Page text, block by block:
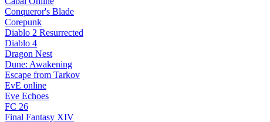
Conqueror's Blade
Corepunk
Diablo 2 Resurrected
Diablo 4
Dragon Nest
Dune: Awakening
Escape from Tarkov
EvE online
Eve Echoes
FC 26
Final Fantasy XIV